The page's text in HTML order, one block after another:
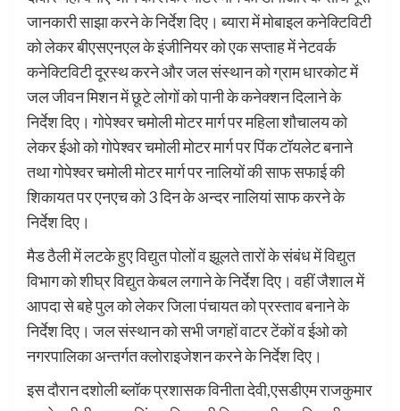
जानकारी साझा करने के निर्देश दिए। ब्यारा में मोबाइल कनेक्टिविटी
को लेकर बीएसएनएल के इंजीनियर को एक सप्ताह में नेटवर्क
कनेक्टिविटी दूरस्थ करने और जल संस्थान को ग्राम धारकोट में
जल जीवन मिशन में छूटे लोगों को पानी के कनेक्शन दिलाने के
निर्देश दिए। गोपेश्वर चमोली मोटर मार्ग पर महिला शौचालय को
लेकर ईओ को गोपेश्वर चमोली मोटर मार्ग पर पिंक टॉयलेट बनाने
तथा गोपेश्वर चमोली मोटर मार्ग पर नालियों की साफ सफाई की
शिकायत पर एनएच को 3 दिन के अन्दर नालियां साफ करने के
निर्देश दिए।
मैड ठैली में लटके हुए विद्युत पोलों व झूलते तारों के संबंध में विद्युत
विभाग को शीघ्र विद्युत केबल लगाने के निर्देश दिए। वहीं जैशाल में
आपदा से बहे पुल को लेकर जिला पंचायत को प्रस्ताव बनाने के
निर्देश दिए। जल संस्थान को सभी जगहों वाटर टेंकों व ईओ को
नगरपालिका अन्तर्गत क्लोराइजेशन करने के निर्देश दिए।
इस दौरान दशोली ब्लॉक प्रशासक विनीता देवी,एसडीएम राजकुमार